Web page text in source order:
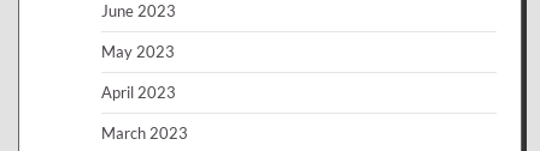
June 2023
May 2023
April 2023
March 2023